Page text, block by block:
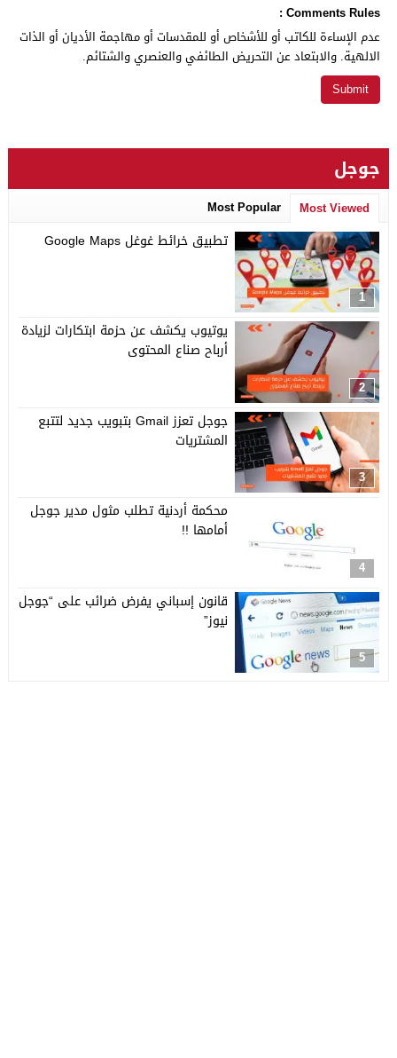
Comments Rules :
عدم الإساءة للكاتب أو للأشخاص أو للمقدسات أو مهاجمة الأديان أو الذات
الالهية. والابتعاد عن التحريض الطائفي والعنصري والشتائم.
جوجل
Most Viewed
Most Popular
1
تطبيق خرائط غوغل Google Maps
2
يوتيوب يكشف عن حزمة ابتكارات لزيادة
أرباح صناع المحتوى
3
جوجل تعزز Gmail بتبويب جديد لتتبع
المشتريات
4
محكمة أردنية تطلب مثول مدير جوجل
أمامها !!
5
قانون إسباني يفرض ضرائب على “جوجل
نيوز”